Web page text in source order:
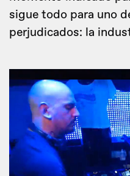
sigue todo para uno
perjudicados: la